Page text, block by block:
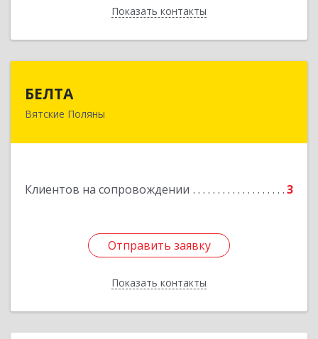
Показать контакты
Назад
БЕЛТА
Вятские Поляны
Клиентов на сопровождении 3
Отправить заявку
Показать контакты
612960, Кировская обл, Вятские Поляны г,
Отправить заявку
Назад